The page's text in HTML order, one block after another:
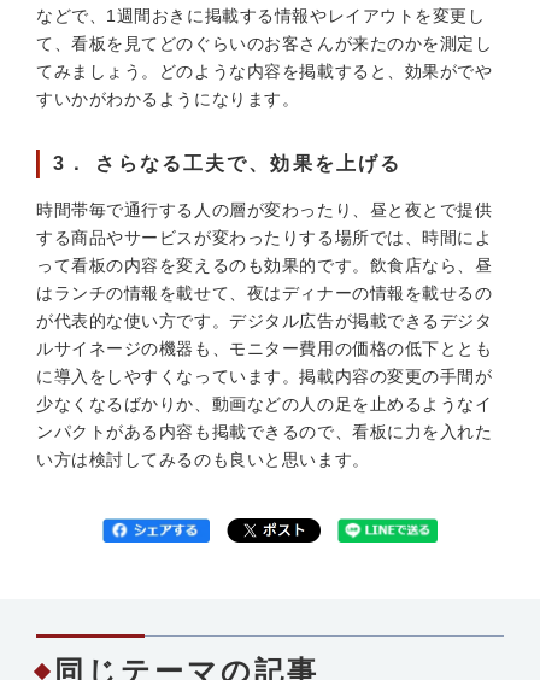
などで、1週間おきに掲載する情報やレイアウトを変更し
て、看板を見てどのぐらいのお客さんが来たのかを測定し
てみましょう。どのような内容を掲載すると、効果がでや
すいかがわかるようになります。
3． さらなる工夫で、効果を上げる
時間帯毎で通行する人の層が変わったり、昼と夜とで提供
する商品やサービスが変わったりする場所では、時間によ
って看板の内容を変えるのも効果的です。飲食店なら、昼
はランチの情報を載せて、夜はディナーの情報を載せるの
が代表的な使い方です。デジタル広告が掲載できるデジタ
ルサイネージの機器も、モニター費用の価格の低下ととも
に導入をしやすくなっています。掲載内容の変更の手間が
少なくなるばかりか、動画などの人の足を止めるようなイ
ンパクトがある内容も掲載できるので、看板に力を入れた
い方は検討してみるのも良いと思います。
同じテーマの記事